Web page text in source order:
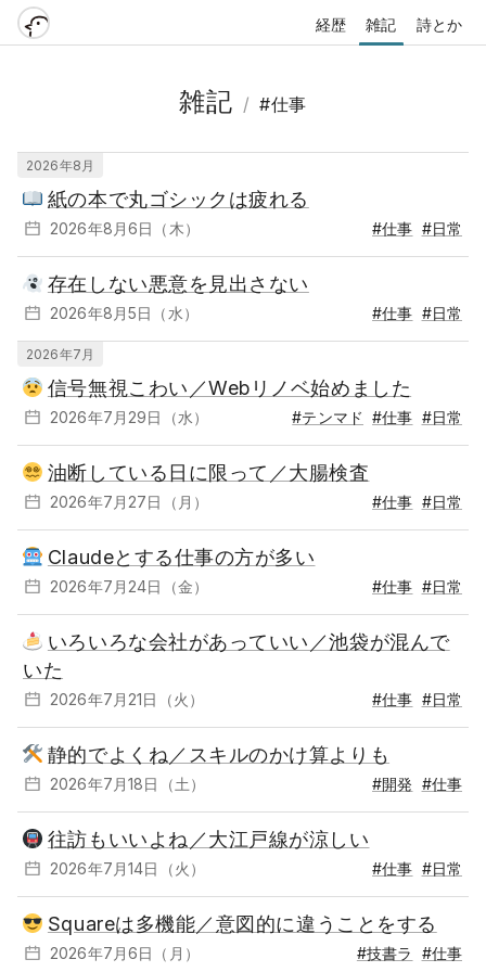
経歴 雑記 詩とか
雑記 / #仕事
2026年8月
紙の本で丸ゴシックは疲れる
2026年8月6日（木） #仕事 #日常
存在しない悪意を見出さない
2026年8月5日（水） #仕事 #日常
2026年7月
信号無視こわい／Webリノベ始めました
2026年7月29日（水） #テンマド #仕事 #日常
油断している日に限って／大腸検査
2026年7月27日（月） #仕事 #日常
Claudeとする仕事の方が多い
2026年7月24日（金） #仕事 #日常
いろいろな会社があっていい／池袋が混んで
いた
2026年7月21日（火） #仕事 #日常
静的でよくね／スキルのかけ算よりも
2026年7月18日（土） #開発 #仕事
往訪もいいよね／大江戸線が涼しい
2026年7月14日（火） #仕事 #日常
Squareは多機能／意図的に違うことをする
2026年7月6日（月） #技書ラ #仕事